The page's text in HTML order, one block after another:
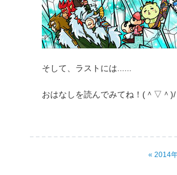
そして、ラストには......
おはなしを読んでみてね！(＾▽＾)/
« 2014